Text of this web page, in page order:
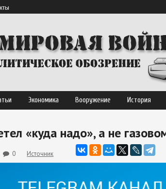
Экономика Вооружение История
«куда надо», а не
0 Источник